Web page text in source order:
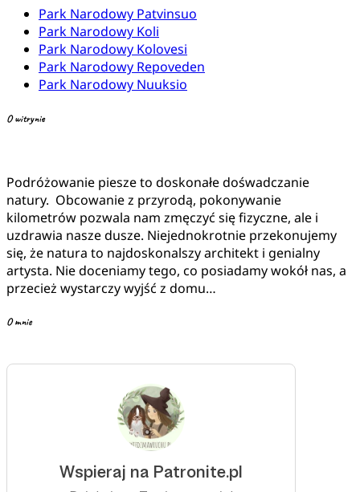
Park Narodowy Patvinsuo
Park Narodowy Koli
Park Narodowy Kolovesi
Park Narodowy Repoveden
Park Narodowy Nuuksio
O witrynie
Podróżowanie piesze to doskonałe dośwadczanie
natury. Obcowanie z przyrodą, pokonywanie
kilometrów pozwala nam zmęczyć się fizyczne, ale i
uzdrawia nasze dusze. Niejednokrotnie przekonujemy
się, że natura to najdoskonalszy architekt i genialny
artysta. Nie doceniamy tego, co posiadamy wokół nas, a
przecież wystarczy wyjść z domu…
O mnie